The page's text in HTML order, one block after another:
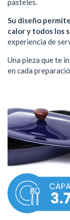
pasteles.
Su diseño
calor y todos los
experiencia de
Una pieza que te
en cada